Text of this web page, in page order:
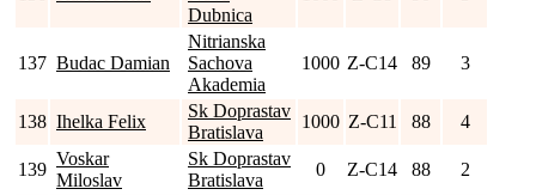
Dubnica
137 Budac Damian
Nitrianska
Sachova
Akademia
1000 Z-C14 89 3
138 Ihelka Felix
Sk Doprastav
Bratislava
1000 Z-C11 88 4
139
Voskar
Miloslav
Sk Doprastav
Bratislava
0 Z-C14 88 2